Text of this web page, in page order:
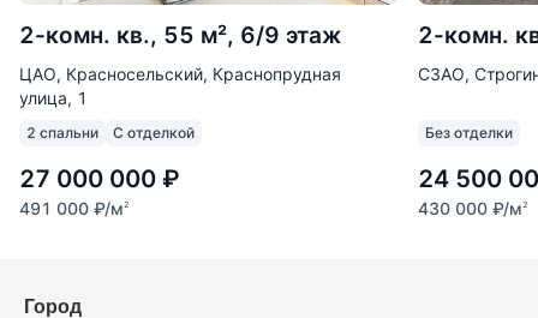
2-комн. кв., 55 м², 6/9 этаж
ЦАО, Красносельский, Краснопрудная
улица, 1
2 спальни С отделкой
27 000 000 ₽
491 000 ₽/м2
2-комн.
СЗАО,
Без отделки
24 500
430 000 ₽/м2
Город